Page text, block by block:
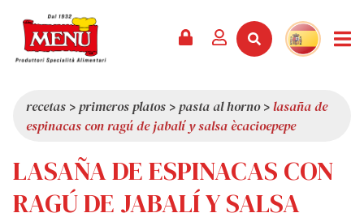
CATÁLOGO
SERVICIOS
ÚLTIMAS NOVEDADES
PREMIOS
RESEÑA DE LA PRENSA
QUIÉNES SOMOS
CALIDAD
VALORES
CURIOSIDADES
recetas >primeros platos >pasta al horno>lasaña de
espinacas con ragú de jabalí y salsa ècacioepepe
LASAÑA DE ESPINACAS CON
RAGÚ DE JABALÍ Y SALSA